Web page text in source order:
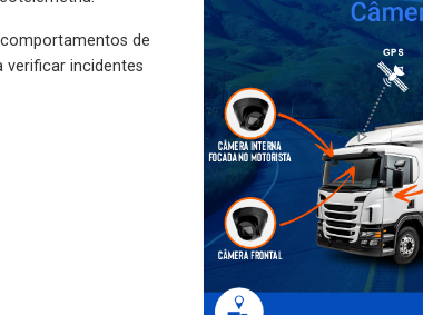
de
verificar incidentes